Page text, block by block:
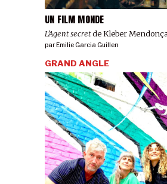
UN FILM MONDE
L’Agent secretde Kleber
parEmilie Garcia Guillen
GRAND ANGLE